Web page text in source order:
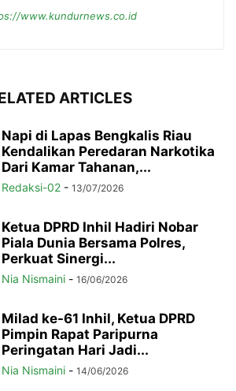
www.kundurnews.co.id
ARTICLES
Napi di Lapas Bengkalis Riau
Kendalikan Peredaran Narkotika
Dari Kamar Tahanan,...
Redaksi-02 - 13/07/2026
Ketua DPRD Inhil Hadiri Nobar
Piala Dunia Bersama Polres,
Perkuat Sinergi...
Nia Nismaini - 16/06/2026
Milad ke-61 Inhil, Ketua DPRD
Pimpin Rapat Paripurna
Peringatan Hari Jadi...
Nia Nismaini - 14/06/2026